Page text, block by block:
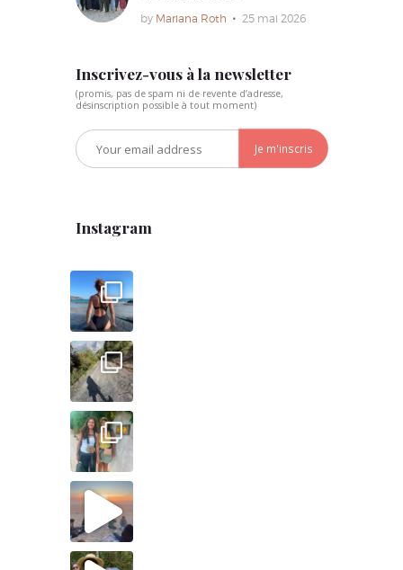
by Mariana Roth 25 mai 2026
Inscrivez-vous à la newsletter
(promis, pas de spam ni de revente d’adresse,
désinscription possible à tout moment)
Instagram